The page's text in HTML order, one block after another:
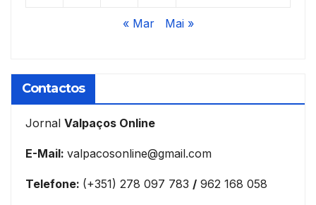
« Mar Mai »
Contactos
Jornal Valpaços Online
E-Mail: valpacosonline@gmail.com
Telefone: (+351) 278 097 783 / 962 168 058